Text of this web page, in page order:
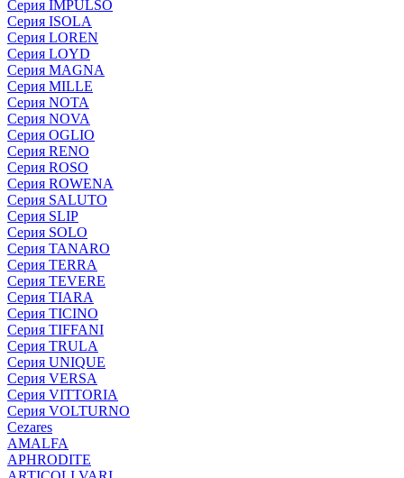
Серия IMPULSO
Серия ISOLA
Серия LOREN
Серия LOYD
Серия MAGNA
Серия MILLE
Серия NOTA
Серия NOVA
Серия OGLIO
Серия RENO
Серия ROSO
Серия ROWENA
Серия SALUTO
Серия SLIP
Серия SOLO
Серия TANARO
Серия TERRA
Серия TEVERE
Серия TIARA
Серия TICINO
Серия TIFFANI
Серия TRULA
Серия UNIQUE
Серия VERSA
Серия VITTORIA
Серия VOLTURNO
Cezares
AMALFA
APHRODITE